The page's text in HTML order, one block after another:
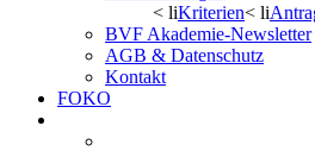
< liKriterien< li
BVF Akademie-Newsletter
AGB & Datenschutz
Kontakt
FOKO